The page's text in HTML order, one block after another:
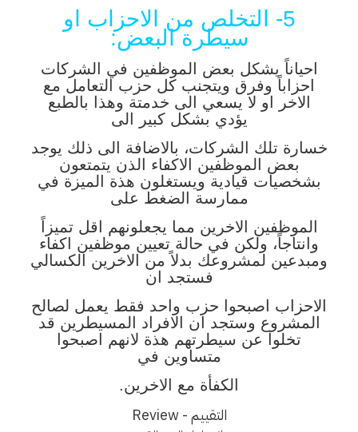
5- التخلص من الاحزاب او
سيطرة البعض:
احياناً يشكل بعض الموظفين في الشركات
احزاباً وفرق ويتجنب كل حزب التعامل مع
الاخر او لا يسعي الى خدمتة وهذا بالطبع
يؤدي بشكل كبير الى
خسارة تلك الشركات، بالاضافة الى ذلك يوجد
بعض الموظفين الاكفاء الذن يتمتعون
بشخصيات قيادية ويستغلون هذة الميزة في
ممارسة الضغط على
الموظفين الاخرين مما يجعلونهم اقل تميزاً
وانتاجاً، ولكن في حالة تعيين موظفين اكفاء
ومبدعين لمشروعك بدلاً من الاخرين الكسالي
فستجد ان
الاحزاب اصبحوا حزب واحد فقط يعمل لصالح
المشروع وستجد ان الافراد المسيطرين قد
تخلوا عن سيطرتهم هذة لانهم اصبحوا
متساوين في
الكفأة مع الاخرين.
التقييم - Review